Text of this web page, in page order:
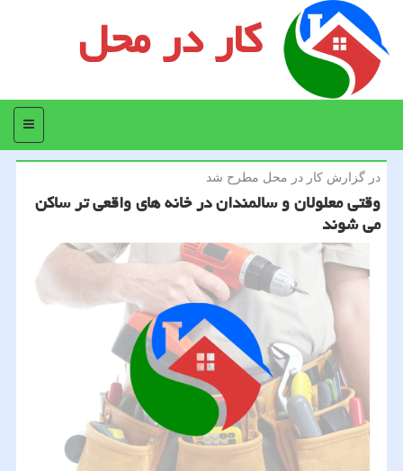
کار در محل
منو
در گزارش كار در محل مطرح شد
وقتی معلولان و سالمندان در خانه های واقعی تر ساكن
می شوند